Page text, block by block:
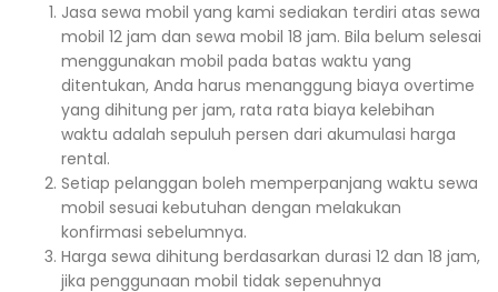
Jasa sewa mobil yang kami sediakan terdiri atas sewa
mobil 12 jam dan sewa mobil 18 jam. Bila belum selesai
menggunakan mobil pada batas waktu yang
ditentukan, Anda harus menanggung biaya overtime
yang dihitung per jam, rata rata biaya kelebihan
waktu adalah sepuluh persen dari akumulasi harga
rental.
Setiap pelanggan boleh memperpanjang waktu sewa
mobil sesuai kebutuhan dengan melakukan
konfirmasi sebelumnya.
Harga sewa dihitung berdasarkan durasi 12 dan 18 jam,
jika penggunaan mobil tidak sepenuhnya